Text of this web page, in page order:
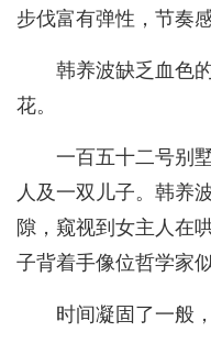
步伐富有弹性，节奏
韩养波缺乏血色
花。
一百五十二号别
人及一双儿子。韩养
隙，窥视到女主人在
子背着手像位哲学家
时间凝固了一般